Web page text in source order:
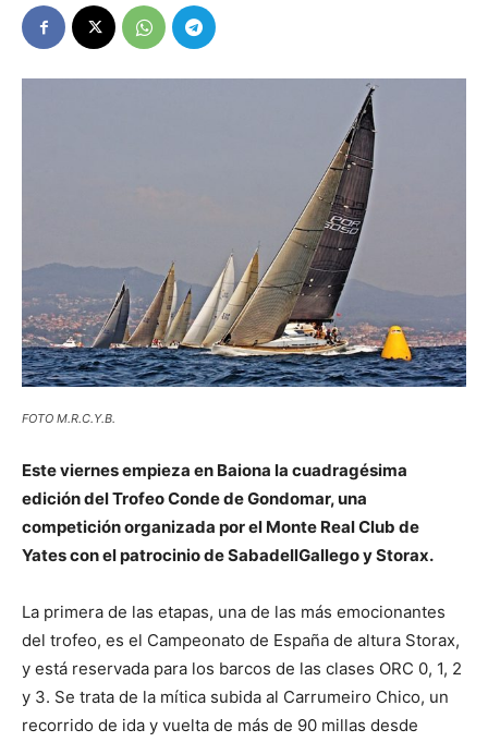
FOTO M.R.C.Y.B.
Este viernes empieza en Baiona la cuadragésima
edición del Trofeo Conde de Gondomar, una
competición organizada por el Monte Real Club de
Yates con el patrocinio de SabadellGallego y Storax.
La primera de las etapas, una de las más emocionantes
del trofeo, es el Campeonato de España de altura Storax,
y está reservada para los barcos de las clases ORC 0, 1, 2
y 3. Se trata de la mítica subida al Carrumeiro Chico, un
recorrido de ida y vuelta de más de 90 millas desde